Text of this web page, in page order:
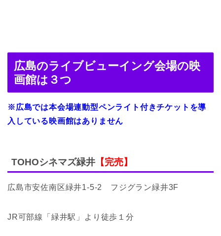
広島のライブビューイング会場の映
画館は３つ
※広島では本会場連動型ペンライト付きチケットを導
入している映画館はありません
TOHOシネマズ緑井 【完売】
広島市安佐南区緑井1-5-2 フジグラン緑井3F
JR可部線「緑井駅」より徒歩１分